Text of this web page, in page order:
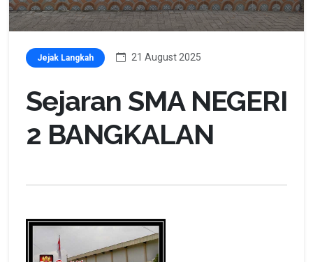
Jejak Langkah 21 August 2025
Sejaran SMA NEGERI
2 BANGKALAN